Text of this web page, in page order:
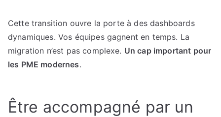
Cette transition ouvre la porte à des dashboards
dynamiques. Vos équipes gagnent en temps. La
migration n’est pas complexe. Un cap important pour
les PME modernes.
Être accompagné par un